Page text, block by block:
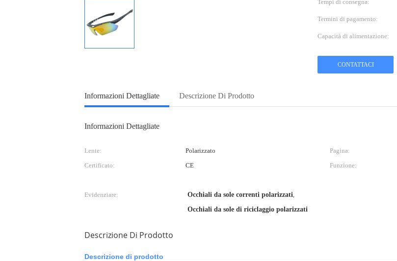
Tempi di consegna:
Termini di pagamento:
Capacità di alimentazione:
CONTATTACI
Informazioni Dettagliate Descrizione Di Prodotto
Informazioni Dettagliate
Lente: Polarizzato Pagina:
Certificato:
CE Funzione:
Evidenziare:
Occhiali da sole correnti polarizzati,
Occhiali da sole di riciclaggio polarizzati
Descrizione Di Prodotto
Descrizione di prodotto